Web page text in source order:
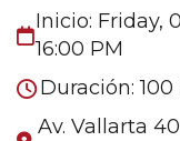
Inicio: Friday,
16:00 PM
Duración: 100
Av. Vallarta